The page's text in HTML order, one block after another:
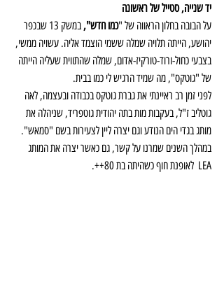
יד שנייה, סטייל של ראשונה
על הבובה בחלון הראווה של "כמו חדש",
במשק 13 שבכפר
יהושע, הייתה תלויה שמלה ששמי הוצמד אליה. עשויה ממשי,
בצבעי כחול-ורוד-טורקיז-אדום, שמלה שהתווית שעליה הייתה
של "גוטקס", מה שמיד הרגיש לי כמו בבית.
לפני זמן רב ראיינתי את גברת גוטקס בכבודה ובעצמה, לאה
גוטליב ז"ל, בעקבות מות בתה יהודית גוטפריד, שניהלה את
מותג בגדי הים הנודע וגם יצרה ליין לצעירות בשם "סמאש".
במהלך השנים שמרנו על קשר, גם כאשר יצרה את המותג
LEA  לאופנת חוף כשהיתה בת 80++.